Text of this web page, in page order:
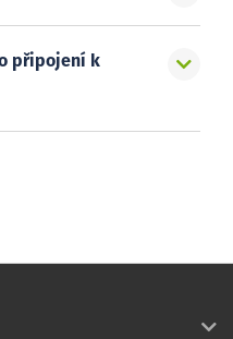
připojení k